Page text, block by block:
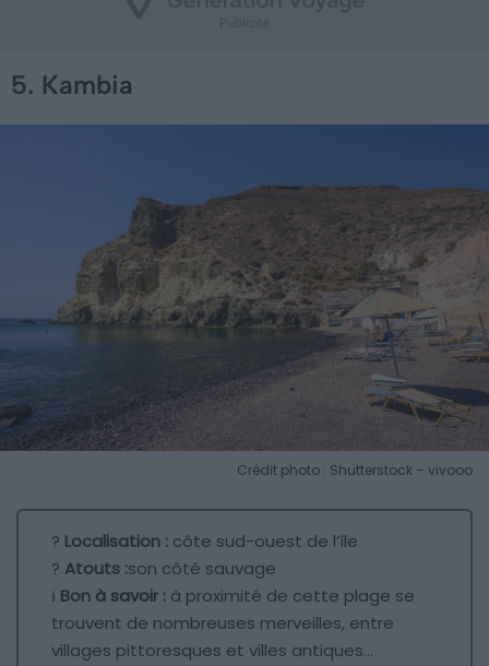
5. Kambia
Crédit photo : Shutterstock – vivooo
? Localisation : côte sud-ouest de l’île
? Atouts :son côté sauvage
ℹ️ Bon à savoir : à proximité de cette plage se
trouvent de nombreuses merveilles, entre
villages pittoresques et villes antiques…